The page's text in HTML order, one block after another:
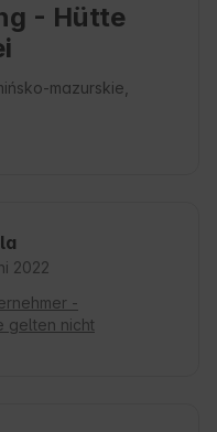
- Hütte
mazurskie,
2022
-
gelten nicht